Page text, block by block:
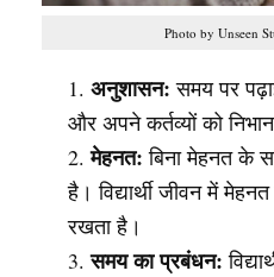
Photo by Unseen
अनुशासन: समय पर
और अपने कर्तव्यों को
मेहनत: बिना मेहनत के
है। विद्यार्थी जीवन में
रखता है।
समय का प्रबंधन: